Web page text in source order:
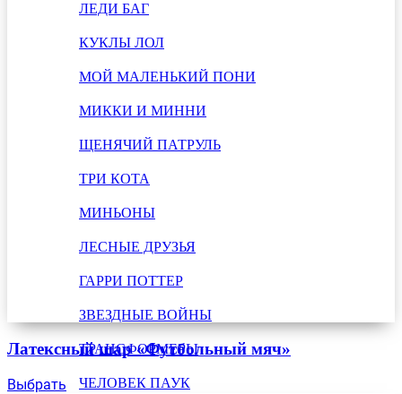
ЛЕДИ БАГ
КУКЛЫ ЛОЛ
МОЙ МАЛЕНЬКИЙ ПОНИ
МИККИ И МИННИ
ЩЕНЯЧИЙ ПАТРУЛЬ
ТРИ КОТА
МИНЬОНЫ
ЛЕСНЫЕ ДРУЗЬЯ
ГАРРИ ПОТТЕР
ЗВЕЗДНЫЕ ВОЙНЫ
ТРАНСФОРМЕРЫ
ЧЕЛОВЕК ПАУК
Латексный шар «Футбольный мяч»
Выбрать